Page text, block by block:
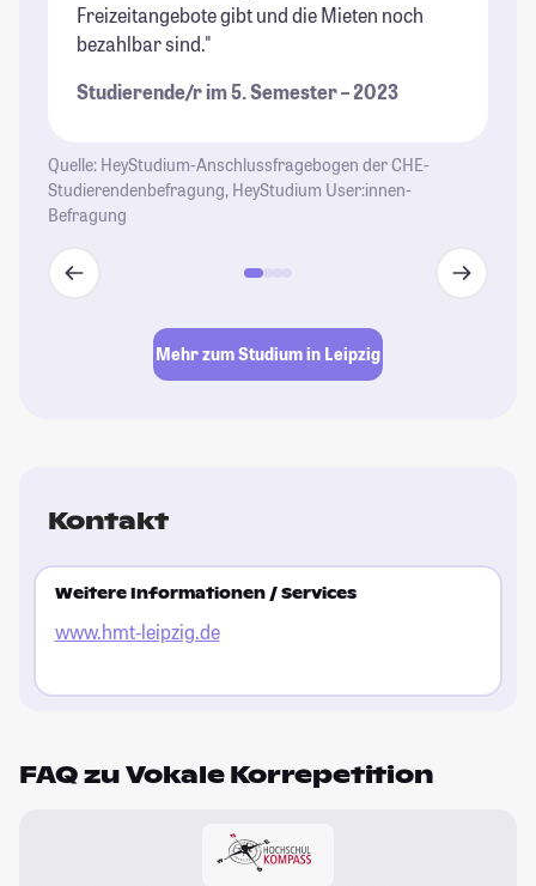
Freizeitangebote gibt und die Mieten noch
bezahlbar sind."
Studierende/r im 5. Semester – 2023
Quelle: HeyStudium-Anschlussfragebogen der CHE-
Studierendenbefragung, HeyStudium User:innen-
Befragung
Mehr zum Studium in Leipzig
Kontakt
Weitere Informationen / Services
www.hmt-leipzig.de
FAQ zu Vokale Korrepetition